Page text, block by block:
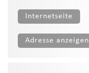
Internetseite
Adresse anzeigen